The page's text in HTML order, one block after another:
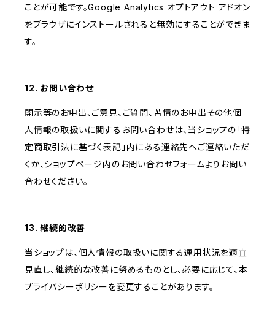
ことが可能です。Google Analytics オプトアウト アドオン
をブラウザにインストールされると無効にすることができま
す。
12. お問い合わせ
開示等のお申出、ご意見、ご質問、苦情のお申出その他個
人情報の取扱いに関するお問い合わせは、当ショップの「特
定商取引法に基づく表記」内にある連絡先へご連絡いただ
くか、ショップページ内のお問い合わせフォームよりお問い
合わせください。
13. 継続的改善
当ショップは、個人情報の取扱いに関する運用状況を適宜
見直し、継続的な改善に努めるものとし、必要に応じて、本
プライバシーポリシーを変更することがあります。